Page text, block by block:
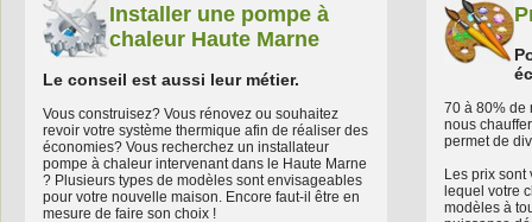
Installer une pompe à
chaleur Haute Marne
Le conseil est aussi leur métier.
Vous construisez? Vous rénovez ou souhaitez
revoir votre système thermique afin de réaliser des
économies? Vous recherchez un installateur
pompe à chaleur intervenant dans le Haute Marne
? Plusieurs types de modèles sont envisageables
pour votre nouvelle maison. Encore faut-il être en
mesure de faire son choix !
70 à 80% de
nous
permet de
Les prix sont
lequel votre
modèles à